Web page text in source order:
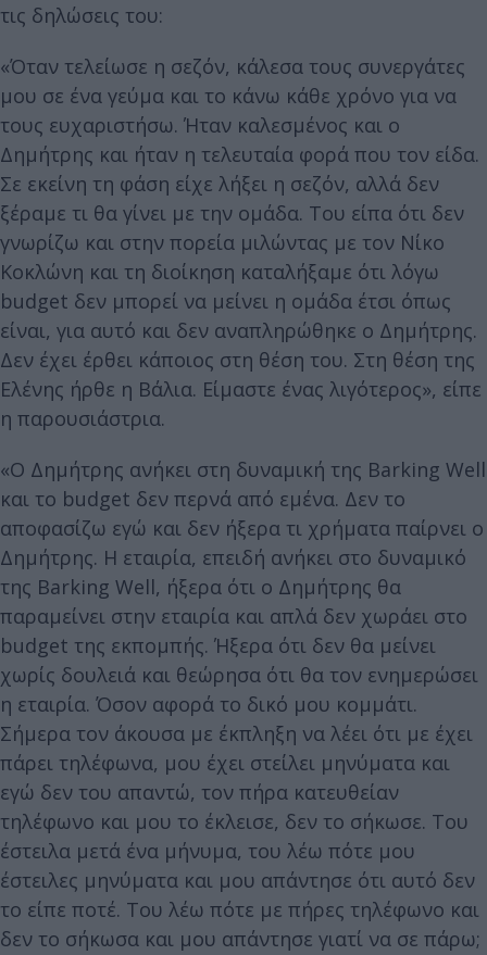
τις δηλώσεις του:
«Όταν τελείωσε η σεζόν, κάλεσα τους συνεργάτες
μου σε ένα γεύμα και το κάνω κάθε χρόνο για να
τους ευχαριστήσω. Ήταν καλεσμένος και ο
Δημήτρης και ήταν η τελευταία φορά που τον είδα.
Σε εκείνη τη φάση είχε λήξει η σεζόν, αλλά δεν
ξέραμε τι θα γίνει με την ομάδα. Του είπα ότι δεν
γνωρίζω και στην πορεία μιλώντας με τον Νίκο
Κοκλώνη και τη διοίκηση καταλήξαμε ότι λόγω
budget δεν μπορεί να μείνει η ομάδα έτσι όπως
είναι, για αυτό και δεν αναπληρώθηκε ο Δημήτρης.
Δεν έχει έρθει κάποιος στη θέση του. Στη θέση της
Ελένης ήρθε η Βάλια. Είμαστε ένας λιγότερος», είπε
η παρουσιάστρια.
«Ο Δημήτρης ανήκει στη δυναμική της Barking Well
και το budget δεν περνά από εμένα. Δεν το
αποφασίζω εγώ και δεν ήξερα τι χρήματα παίρνει ο
Δημήτρης. Η εταιρία, επειδή ανήκει στο δυναμικό
της Barking Well, ήξερα ότι ο Δημήτρης θα
παραμείνει στην εταιρία και απλά δεν χωράει στο
budget της εκπομπής. Ήξερα ότι δεν θα μείνει
χωρίς δουλειά και θεώρησα ότι θα τον ενημερώσει
η εταιρία. Όσον αφορά το δικό μου κομμάτι.
Σήμερα τον άκουσα με έκπληξη να λέει ότι με έχει
πάρει τηλέφωνα, μου έχει στείλει μηνύματα και
εγώ δεν του απαντώ, τον πήρα κατευθείαν
τηλέφωνο και μου το έκλεισε, δεν το σήκωσε. Του
έστειλα μετά ένα μήνυμα, του λέω πότε μου
έστειλες μηνύματα και μου απάντησε ότι αυτό δεν
το είπε ποτέ. Του λέω πότε με πήρες τηλέφωνο και
δεν το σήκωσα και μου απάντησε γιατί να σε πάρω;